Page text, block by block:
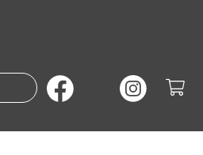
Suche nach Büchern oder